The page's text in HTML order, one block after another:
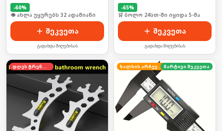
-60%
🛒 ბოლო 24სთ-ში იყიდა 48-მა
შეკვეთა
გადახდა მიღებისას
-65%
🛒 ბოლო 24სთ-ში იყიდა 5-მა
შეკვეთა
გადახდა მიღებისას
დღეს ტრენდში ხალხის არჩევანი მარტივი შეკვეთა